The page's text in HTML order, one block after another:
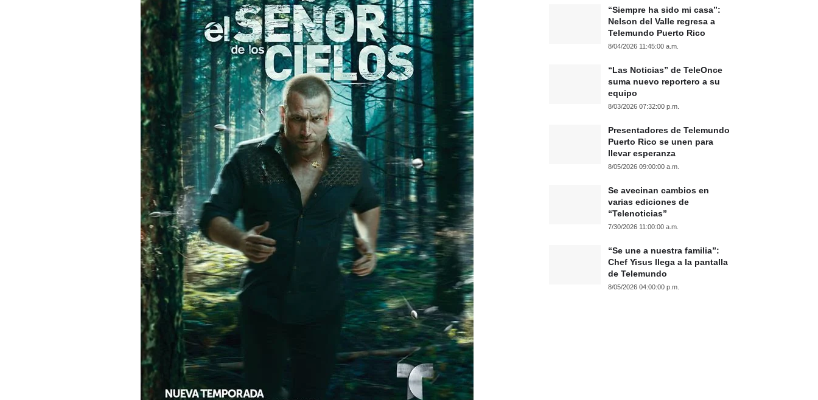
“Siempre ha sido mi casa”:
Nelson del Valle regresa a
Telemundo Puerto Rico
8/04/2026 11:45:00 a.m.
“Las Noticias” de TeleOnce
suma nuevo reportero a su
equipo
8/03/2026 07:32:00 p.m.
Presentadores de Telemundo
Puerto Rico se unen para
llevar esperanza
8/05/2026 09:00:00 a.m.
Se avecinan cambios en
varias ediciones de
“Telenoticias”
7/30/2026 11:00:00 a.m.
“Se une a nuestra familia”:
Chef Yisus llega a la pantalla
de Telemundo
8/05/2026 04:00:00 p.m.